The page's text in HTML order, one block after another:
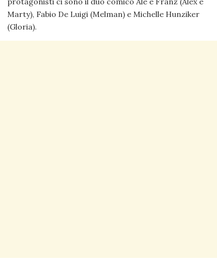
Marty), Fabio De Luigi (Melman) e Michelle Hunziker
(Gloria).